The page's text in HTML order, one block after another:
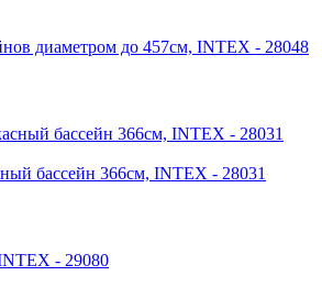
диаметром до 457см, INTEX - 28048
бассейн 366см, INTEX - 28031